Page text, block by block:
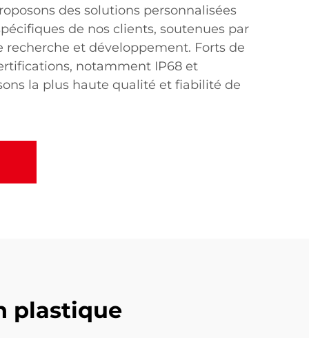
des solutions personnalisées
de nos clients, soutenues par
recherche et développement. Forts de
notamment IP68 et
la plus haute qualité et fiabilité de
plastique